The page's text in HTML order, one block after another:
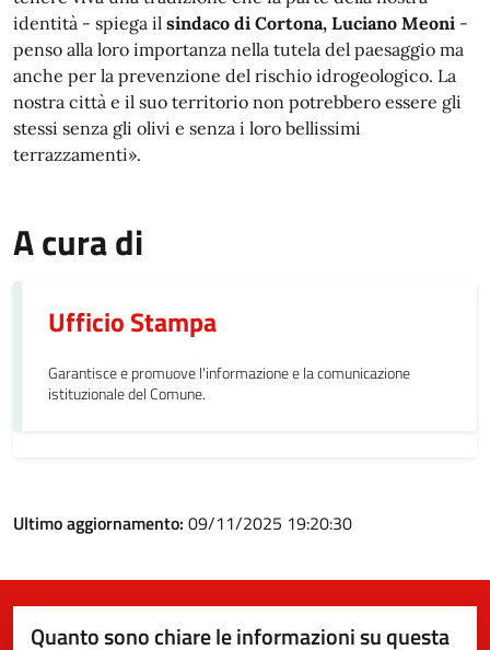
identità - spiega il sindaco di Cortona, Luciano Meoni -
penso alla loro importanza nella tutela del paesaggio ma
anche per la prevenzione del rischio idrogeologico. La
nostra città e il suo territorio non potrebbero essere gli
stessi senza gli olivi e senza i loro bellissimi
terrazzamenti».
A cura di
Ufficio Stampa
Garantisce e promuove l'informazione e la comunicazione
istituzionale del Comune.
Ultimo aggiornamento: 09/11/2025 19:20:30
Quanto sono chiare le informazioni su questa